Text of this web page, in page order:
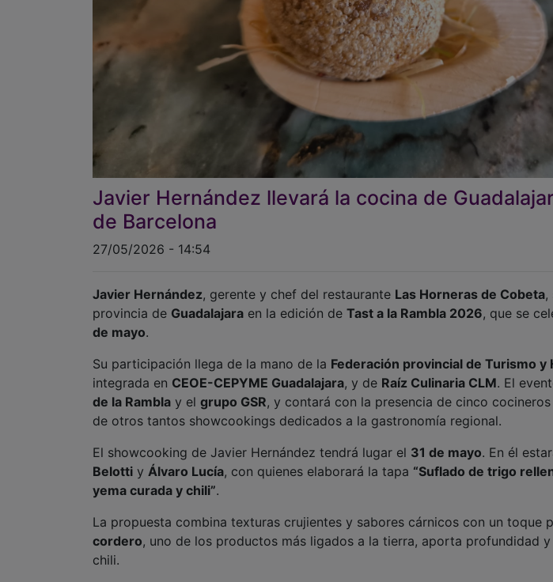
Javier Hernández llevará la cocina de
de Barcelona
27/05/2026 - 14:54
Javier Hernández, gerente y chef del restaurante Las Horneras de Cobeta,
provincia de Guadalajara en la edición de Tast a la Rambla 2026, que se
de mayo.
Su participación llega de la mano de la Federación provincial de Turismo y
integrada en CEOE-CEPYME Guadalajara, y de Raíz Culinaria CLM. El
de la Rambla y el grupo GSR, y contará con la presencia de cinco
de otros tantos showcookings dedicados a la gastronomía regional.
El showcooking de Javier Hernández tendrá lugar el 31 de mayo. En él
Belotti y Álvaro Lucía, con quienes elaborará la tapa “Suflado de trigo
yema curada y chili”.
La propuesta combina texturas crujientes y sabores cárnicos con un toque
cordero, uno de los productos más ligados a la tierra, aporta profundidad
chili.